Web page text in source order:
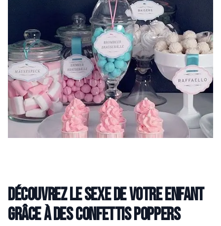
Découvrez le sexe de votre enfant
grâce à des confettis poppers